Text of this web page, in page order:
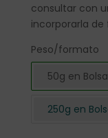
consultar con
incorporarla de
Peso/formato
50g en Bolsa
250g en